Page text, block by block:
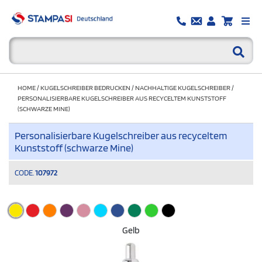
HOME/KUGELSCHREIBER BEDRUCKEN /NACHHALTIGE KUGELSCHREIBER/
PERSONALISIERBARE KUGELSCHREIBER AUS RECYCELTEM KUNSTSTOFF
(SCHWARZE MINE)
Personalisierbare Kugelschreiber aus recyceltem
Kunststoff (schwarze Mine)
CODE. 107972
Gelb